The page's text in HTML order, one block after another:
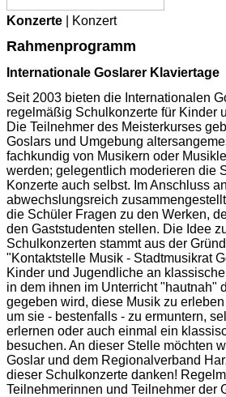
Konzerte | Konzert
Rahmenprogramm
Internationale Goslarer Klaviertage
Seit 2003 bieten die Internationalen
regelmäßig Schulkonzerte für Kinder
Die Teilnehmer des Meisterkurses
Goslars und Umgebung
fachkundig von Musikern oder
werden; gelegentlich moderieren die
Konzerte auch selbst. Im Anschluss
abwechslungsreich
die Schüler Fragen zu den Werken,
den Gaststudenten stellen. Die Idee
Schulkonzerten stammt aus der
"Kontaktstelle Musik - Stadtmusikrat
Kinder und Jugendliche an
in dem ihnen im Unterricht "hautnah"
gegeben wird, diese Musik zu
um sie - bestenfalls - zu ermuntern,
erlernen oder auch einmal ein
besuchen. An dieser Stelle möchten
Goslar und dem Regionalverband
dieser Schulkonzerte danken!
Teilnehmerinnen und Teilnehmer der